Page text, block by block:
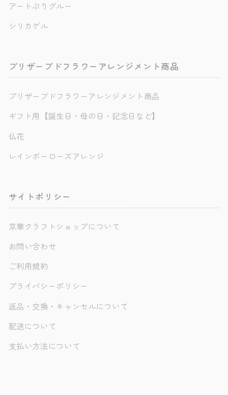
アートぷりグルー
シリカゲル
プリザーブドフラワーアレンジメント商品
プリザーブドフラワーアレンジメント商品
ギフト用【誕生日・母の日・記念日など】
仏花
レインボーローズアレンジ
サイトポリシー
京華クラフトショップについて
お問い合わせ
ご利用規約
プライバシーポリシー
返品・交換・キャンセルについて
配送について
支払い方法について